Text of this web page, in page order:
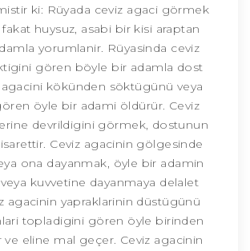
ki: Rüyada ceviz agaci görmek
huysuz, asabi bir kisi araptan
yorumlanir. Rüyasinda ceviz
gören böyle bir adamla dost
agacini kökünden söktügünü veya
öyle bir adami öldürür. Ceviz
devrildigini görmek, dostunun
Ceviz agacinin gölgesinde
ona dayanmak, öyle bir adamin
kuvvetine dayanmaya delalet
agacinin yapraklarinin düstügünü
topladigini gören öyle birinden
ve eline mal geçer. Ceviz agacinin